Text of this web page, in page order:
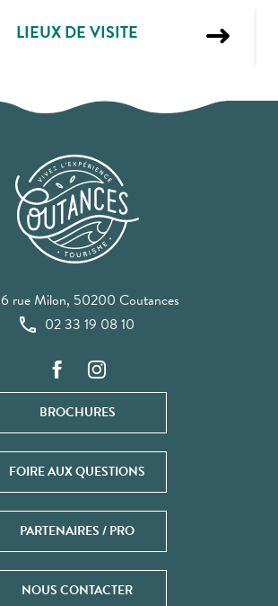
LIEUX DE VISITE
6 rue Milon, 50200 Coutances
02 33 19 08 10
BROCHURES
FOIRE AUX QUESTIONS
PARTENAIRES / PRO
NOUS CONTACTER